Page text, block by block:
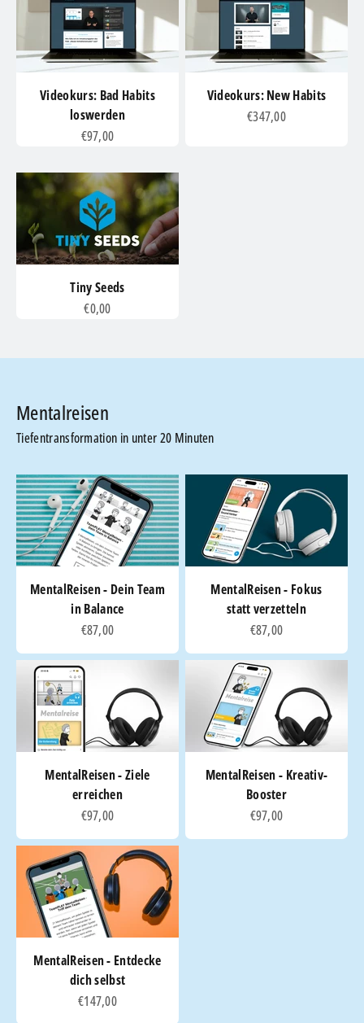
Videokurs: Bad Habits
loswerden
Angebot
€97,00
Videokurs: New Habits
Angebot
€347,00
Tiny Seeds
Angebot
€0,00
Tiefentransformation in unter 20 Minuten
MentalReisen - Dein Team
in Balance
Angebot
€87,00
MentalReisen - Fokus
statt verzetteln
Angebot
€87,00
MentalReisen - Ziele
erreichen
Angebot
€97,00
MentalReisen - Kreativ-
Booster
Angebot
€97,00
MentalReisen - Entdecke
dich selbst
Angebot
€147,00